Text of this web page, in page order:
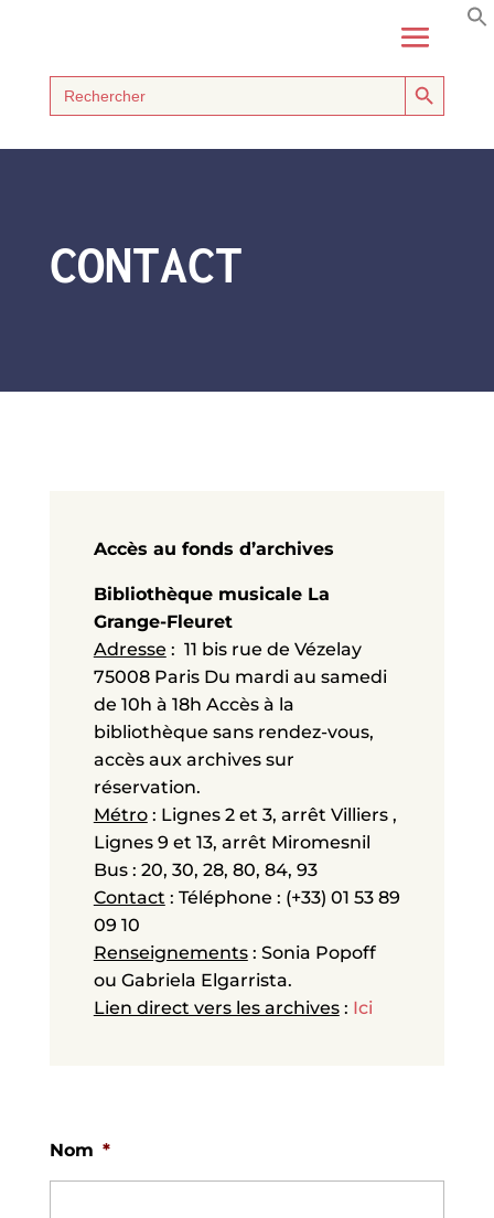
Search
for:
Search Button
CONTACT
Accès au fonds d’archives
Bibliothèque musicale La
Grange-Fleuret
Adresse : 11 bis rue de Vézelay
75008 Paris Du mardi au samedi
de 10h à 18h Accès à la
bibliothèque sans rendez-vous,
accès aux archives sur
réservation.
Métro: Lignes 2 et 3, arrêt Villiers ,
Lignes 9 et 13, arrêt Miromesnil
Bus : 20, 30, 28, 80, 84, 93
Contact : Téléphone : (+33) 01 53 89
09 10
Renseignements: Sonia Popoff
ou Gabriela Elgarrista.
Lien direct vers les archives: Ici
Nom *